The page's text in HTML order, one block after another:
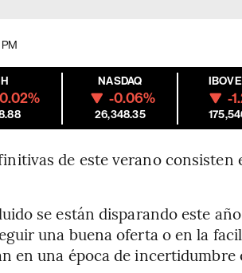
H NASDAQ
-0.06%
26,348.35
-
de este verano consisten
se están disparando este
una buena oferta o en la
en una época de incertidumbre